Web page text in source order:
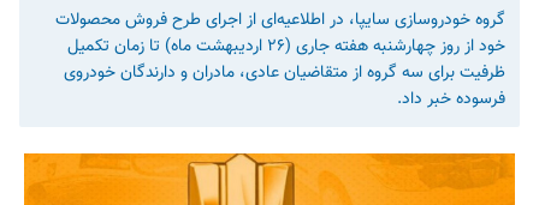
گروه خودروسازی سایپا، در اطلاعیه‌ای از اجرای طرح فروش محصولات
خود از روز چهارشنبه هفته جاری (۲۶ اردیبهشت ماه) تا زمان تکمیل
ظرفیت برای سه گروه از متقاضیان عادی، مادران و دارندگان خودروی
فرسوده خبر داد.